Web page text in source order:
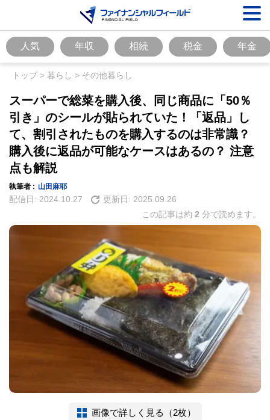
人気 年収 相続 税金 年金
トップ> 暮らし > その他暮らし
スーパーで総菜を購入後、同じ商品に「50％
引き」のシールが貼られていた！「返品」し
て、割引されたものを購入するのは非常識？
購入後に返品が可能なケースはあるの？ 注意
点も解説
執筆者 : 山田麻耶
配信日: 2024.10.27 更新日: 2025.09.26
この記事は約 2 分で読めます。
画像で詳しく見る（2枚）